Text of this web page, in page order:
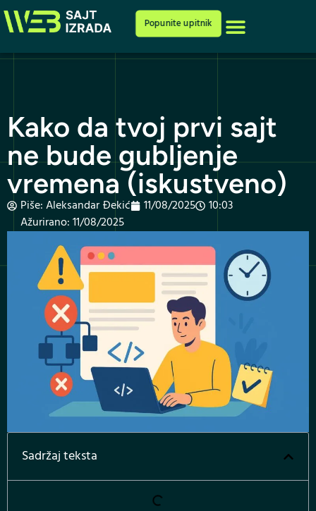
Popunite upitnik
Kako da tvoj prvi sajt
ne bude gubljenje
vremena (iskustveno)
Piše:Aleksandar Đekić 11/08/2025
10:03
Ažurirano: 11/08/2025
Sadržaj teksta